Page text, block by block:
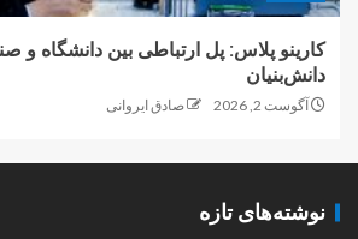
کارینو پلاس: پل ارتباطی بین دانشگاه و
دانش‌بنیان
آگوست 2, 2026 صادق ایروانی
نوشته‌های تازه